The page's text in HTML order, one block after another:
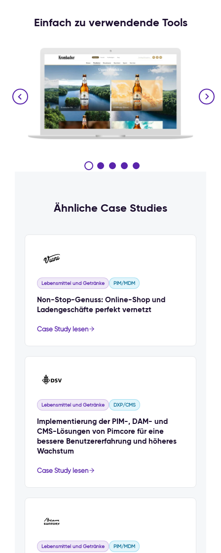
Einfach zu verwendende Tools
Ähnliche Case Studies
Lebensmittel und Getränke PIM/MDM
Non-Stop-Genuss: Online-Shop und
Ladengeschäfte perfekt vernetzt
Case Study lesen
Lebensmittel und Getränke DXP/CMS
Implementierung der PIM-, DAM- und
CMS-Lösungen von Pimcore für eine
bessere Benutzererfahrung und höheres
Wachstum
Case Study lesen
Lebensmittel und Getränke PIM/MDM